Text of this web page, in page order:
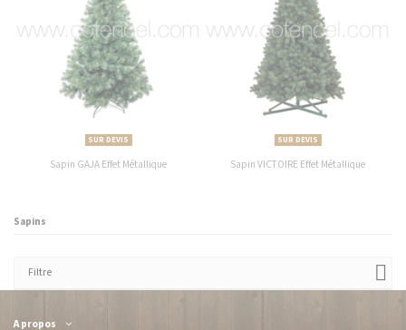
SUR DEVIS
Sapin GAJA Effet Métallique
SUR DEVIS
Sapin VICTOIRE Effet Métallique
Sapins
Filtre
A propos